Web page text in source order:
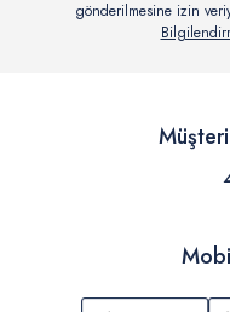
gönderilmesine izin